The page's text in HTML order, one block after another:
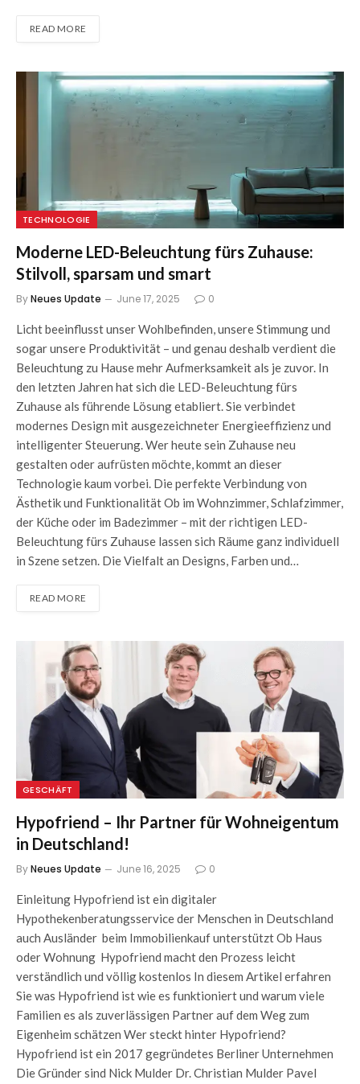
READ MORE
TECHNOLOGIE
Moderne LED-Beleuchtung fürs Zuhause:
Stilvoll, sparsam und smart
ByNeues Update June 17, 2025 0
Licht beeinflusst unser Wohlbefinden, unsere Stimmung und
sogar unsere Produktivität – und genau deshalb verdient die
Beleuchtung zu Hause mehr Aufmerksamkeit als je zuvor. In
den letzten Jahren hat sich die LED-Beleuchtung fürs
Zuhause als führende Lösung etabliert. Sie verbindet
modernes Design mit ausgezeichneter Energieeffizienz und
intelligenter Steuerung. Wer heute sein Zuhause neu
gestalten oder aufrüsten möchte, kommt an dieser
Technologie kaum vorbei. Die perfekte Verbindung von
Ästhetik und Funktionalität Ob im Wohnzimmer, Schlafzimmer,
der Küche oder im Badezimmer – mit der richtigen LED-
Beleuchtung fürs Zuhause lassen sich Räume ganz individuell
in Szene setzen. Die Vielfalt an Designs, Farben und…
READ MORE
GESCHÄFT
Hypofriend – Ihr Partner für Wohneigentum
in Deutschland!
ByNeues Update June 16, 2025 0
Einleitung Hypofriend ist ein digitaler
Hypothekenberatungsservice der Menschen in Deutschland
auch Ausländer beim Immobilienkauf unterstützt Ob Haus
oder Wohnung Hypofriend macht den Prozess leicht
verständlich und völlig kostenlos In diesem Artikel erfahren
Sie was Hypofriend ist wie es funktioniert und warum viele
Familien es als zuverlässigen Partner auf dem Weg zum
Eigenheim schätzen Wer steckt hinter Hypofriend?
Hypofriend ist ein 2017 gegründetes Berliner Unternehmen
Die Gründer sind Nick Mulder Dr. Christian Mulder Pavel